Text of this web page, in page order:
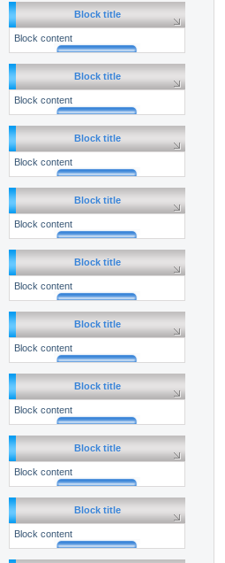
Block title
Block content
Block title
Block content
Block title
Block content
Block title
Block content
Block title
Block content
Block title
Block content
Block title
Block content
Block title
Block content
Block title
Block content